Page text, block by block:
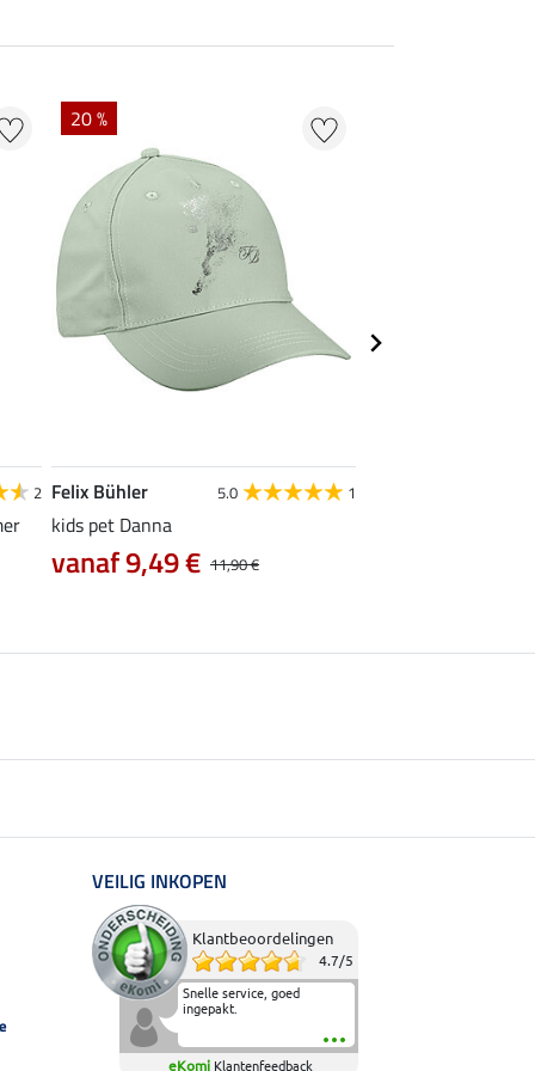
2
20 %
Felix Bühler 5.0 1
kids pet Danna
11,90 €
vanaf 9,49 €
VEILIG INKOPEN
Klantbeoordelingen
4.7/5
Snelle service, goed
ingepakt.
eKomi Klantenfeedback